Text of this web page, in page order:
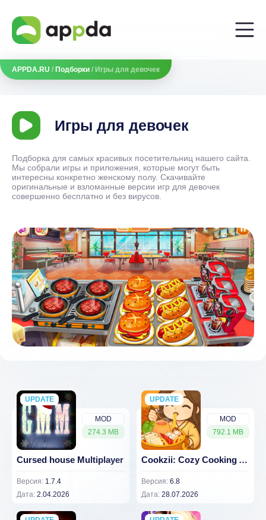
APPDA.RU / Подборки / Игры для девочек
Игры для девочек
Подборка для самых красивых посетительниц нашего сайта.
Мы собрали игры и приложения, которые могут быть
интересны конкретно женскому полу. Скачивайте
оригинальные и взломанные версии игр для девочек
совершенно бесплатно и без вирусов.
MOD
274.3 MB
UPDATE
NEW
Cursed house Multiplayer
Версия: 1.7.4
Дата: 2.04.2026
MOD
792.1 MB
UPDATE
NEW
Cookzii: Cozy Cooking ASMR
Версия: 6.8
Дата: 28.07.2026